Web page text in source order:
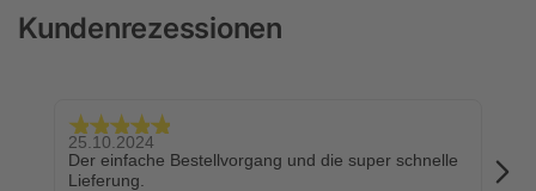
Kundenrezessionen
25.10.2024
Der einfache Bestellvorgang und die super schnelle
Lieferung.